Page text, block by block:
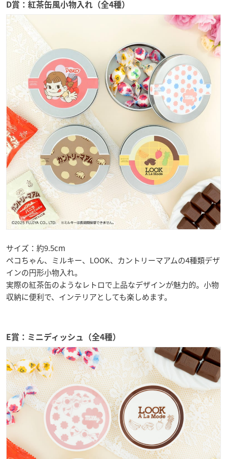
D賞：紅茶缶風小物入れ（全4種）
サイズ：約9.5cm
ペコちゃん、ミルキー、LOOK、カントリーマアムの4種類デザ
インの円形小物入れ。
実際の紅茶缶のようなレトロで上品なデザインが魅力的。小物
収納に便利で、インテリアとしても楽しめます。
E賞：ミニディッシュ（全4種）